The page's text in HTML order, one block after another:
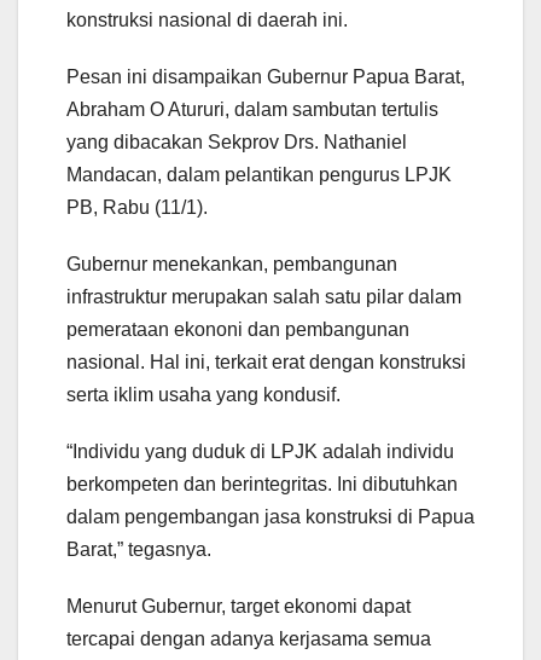
konstruksi nasional di daerah ini.
Pesan ini disampaikan Gubernur Papua Barat,
Abraham O Atururi, dalam sambutan tertulis
yang dibacakan Sekprov Drs. Nathaniel
Mandacan, dalam pelantikan pengurus LPJK
PB, Rabu (11/1).
Gubernur menekankan, pembangunan
infrastruktur merupakan salah satu pilar dalam
pemerataan ekononi dan pembangunan
nasional. Hal ini, terkait erat dengan konstruksi
serta iklim usaha yang kondusif.
“Individu yang duduk di LPJK adalah individu
berkompeten dan berintegritas. Ini dibutuhkan
dalam pengembangan jasa konstruksi di Papua
Barat,” tegasnya.
Menurut Gubernur, target ekonomi dapat
tercapai dengan adanya kerjasama semua